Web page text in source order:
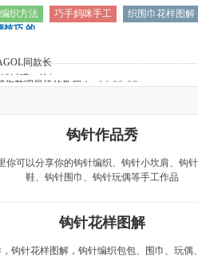
技巧 的
吗？
技巧 的
懂吗？
同款长段染毛
过哦，艳子4.
织方法 巧手妈咪手工
织围巾花样图解
您整理最棒的教程！ 14-09-22
钩针作品秀
你可以分享你的钩针编织、钩针小坎肩、钩
鞋、钩针围巾、钩针玩偶等手工作品
钩针花样图解
钩针花样图解，钩针编织包包、围巾、玩偶